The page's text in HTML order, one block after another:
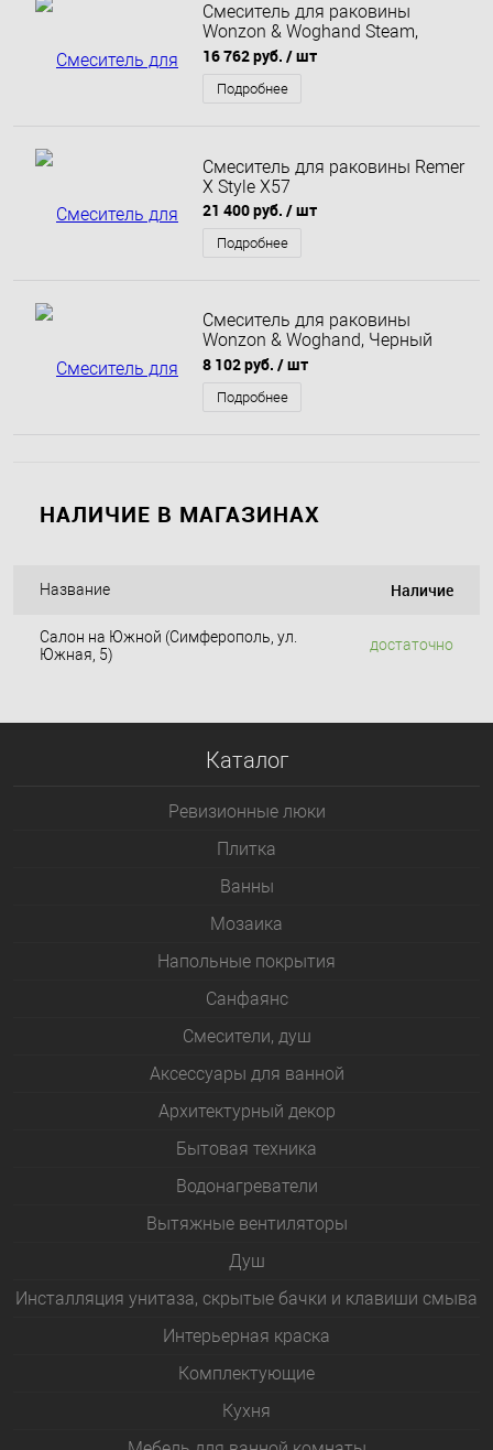
Смеситель для раковины
Wonzon & Woghand Steam,
Черный матовый (WW-
88139008-MB)
16 762 руб. / шт
Подробнее
Смеситель для раковины Remer
X Style X57
21 400 руб. / шт
Подробнее
Смеситель для раковины
Wonzon & Woghand, Черный
матовый (WW-H9089-MB)
8 102 руб. / шт
Подробнее
НАЛИЧИЕ В МАГАЗИНАХ
Название Наличие
Салон на Южной (Симферополь, ул.
Южная, 5)
достаточно
Каталог
Ревизионные люки
Плитка
Bанны
Мозаика
Напольные покрытия
Санфаянс
Смесители, душ
Аксессуары для ванной
Архитектурный декор
Бытовая техника
Водонагреватели
Вытяжные вентиляторы
Душ
Инсталляция унитаза, скрытые бачки и клавиши смыва
Интерьерная краска
Комплектующие
Кухня